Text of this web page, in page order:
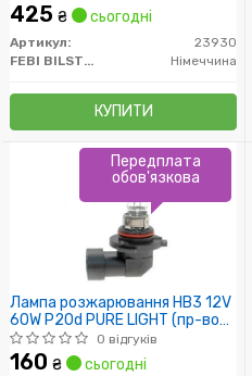
425 ₴ сьогодні
Артикул:
23930
FEBI BILSTEIN
Німеччина
КУПИТИ
Лампа розжарювання HB3 12V
60W P20d PURE LIGHT (пр-во
Bosch)
0 відгуків
160 ₴ сьогодні
Передплата
обов'язкова